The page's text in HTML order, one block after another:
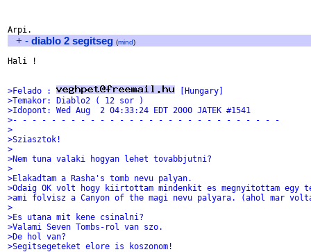
+ - diablo 2 segitseg (mind)
Hali !
>Felado :
[Hungary]
>Temakor: Diablo2 ( 12 sor )
>Idopont: Wed Aug  2 04:33:24 EDT 2000 JATEK #1541
>- - - - - - - - - - - - - - - - - - - - - - - - - - - -
>
>Sziasztok!
>
>Nem tuna valaki hogyan lehet tovabbjutni?
>
>Elakadtam a Rasha's tomb nevu palyan.
>Odaig OK volt hogy kiirtottam mindenkit es megnyitottam egy
>ami folvisz a Canyon of the magi nevu palyara. (ahol mar
>
>Es utana mit kene csinalni?
>Valami Seven Tombs-rol van szo.
>De hol van?
>Segitsegeteket elore is koszonom!